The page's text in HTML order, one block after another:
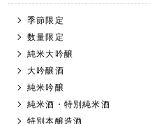
季節限定
数量限定
純米大吟醸
大吟醸酒
純米吟醸
純米酒・特別純米酒
特別本醸造酒